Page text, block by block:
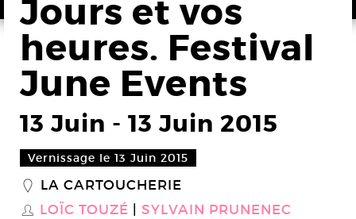
Jours et vos
heures. Festival
June Events
13 Juin - 13 Juin 2015
Vernissage le 13 Juin 2015
_ LA CARTOUCHERIE
S LOÏC TOUZÉ SYLVAIN PRUNENEC